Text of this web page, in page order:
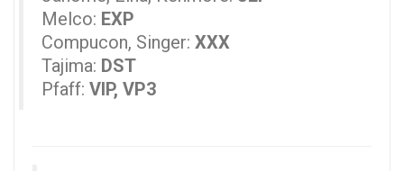
Melco: EXP
Compucon, Singer: XXX
Tajima: DST
Pfaff: VIP, VP3